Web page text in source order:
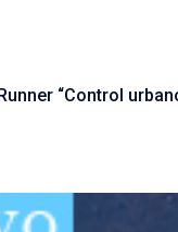
“Control